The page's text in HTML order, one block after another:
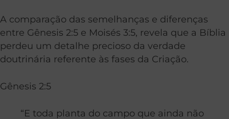
A comparação das semelhanças e diferenças
entre Gênesis 2:5 e Moisés 3:5, revela que a Bíblia
perdeu um detalhe precioso da verdade
doutrinária referente às fases da Criação.
Gênesis 2:5
“E toda planta do campo que ainda não